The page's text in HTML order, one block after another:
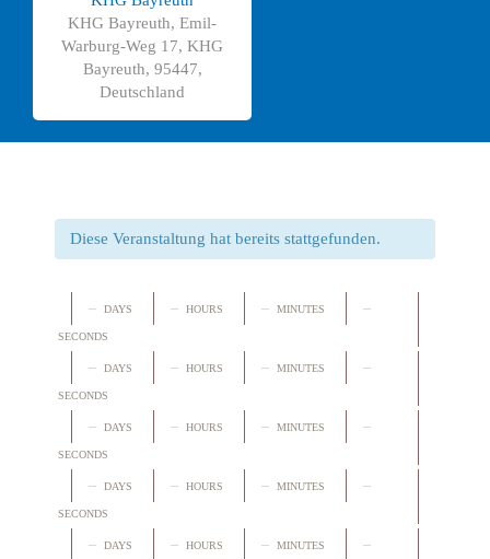
KHG Bayreuth, Emil-
Warburg-Weg 17, KHG
Bayreuth, 95447,
Deutschland
Diese Veranstaltung hat bereits stattgefunden.
– DAYS – HOURS – MINUTES –
SECONDS
– DAYS – HOURS – MINUTES –
SECONDS
– DAYS – HOURS – MINUTES –
SECONDS
– DAYS – HOURS – MINUTES –
SECONDS
– DAYS – HOURS – MINUTES –